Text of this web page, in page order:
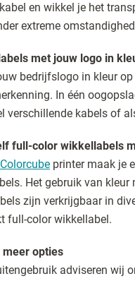
en wikkel je het
extreme
met jouw logo in
bedrijfslogo in kleur
In één
verschillende kabels of
full-color wikkellabels
Colorcube printer maak je
Het gebruik van
zijn verkrijgbaar in
full-color wikkellabel.
meer opties
adviseren wij